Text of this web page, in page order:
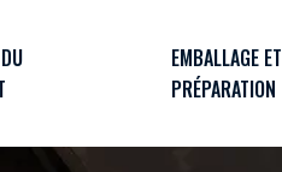
EMBALLAGE ET
PRÉPARATION